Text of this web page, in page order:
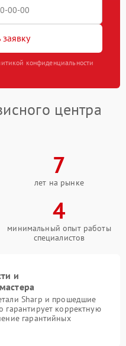
конфиденциальности
центра
7
лет на рынке
4
минимальный опыт работы
специалистов
и
Sharp и прошедшие
гарантирует корректную
гарантийных